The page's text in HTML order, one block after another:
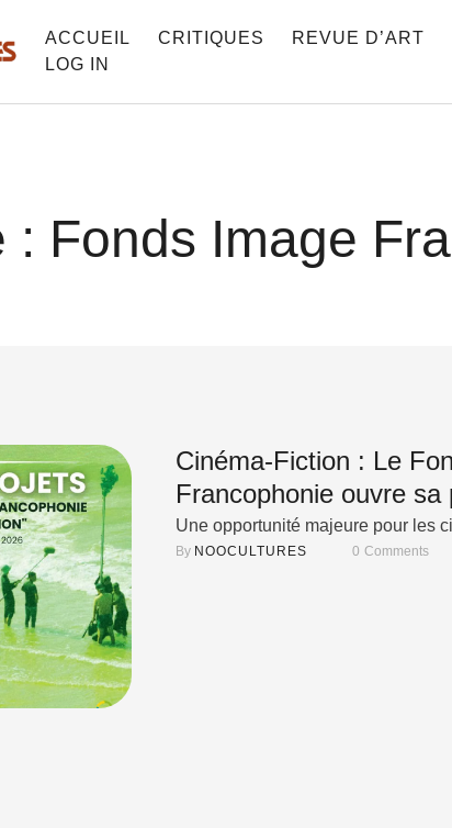
ACCUEIL CRITIQUES REVUE D’ART
LOG IN
: Fonds Image
Cinéma-Fiction : Le
Francophonie ouvre
Une opportunité majeure pour les
By NOOCULTURES 0 Comments